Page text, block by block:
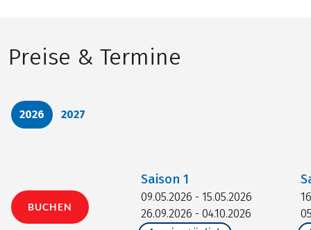
Preise & Termine
2026 2027
BUCHEN
Saison 1
09.05.2026 - 15.05.2026
26.09.2026 - 04.10.2026